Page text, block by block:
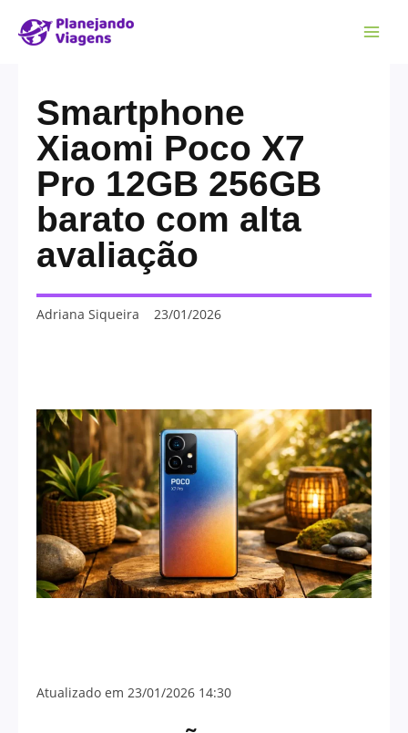
Smartphone
Xiaomi Poco X7
Pro 12GB 256GB
barato com alta
avaliação
Adriana Siqueira 23/01/2026
Atualizado em 23/01/2026 14:30